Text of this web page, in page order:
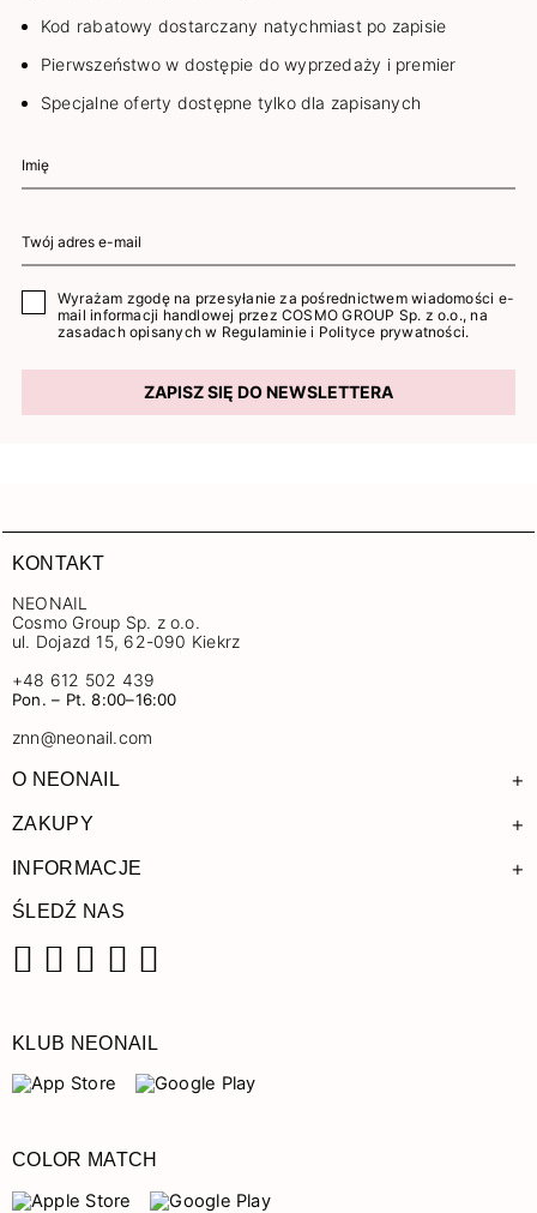
Kod rabatowy dostarczany natychmiast po zapisie
Pierwszeństwo w dostępie do wyprzedaży i premier
Specjalne oferty dostępne tylko dla zapisanych
Wyrażam zgodę na przesyłanie za pośrednictwem wiadomości e-
mail informacji handlowej przez COSMO GROUP Sp. z o.o., na
zasadach opisanych w Regulaminie i Polityce prywatności.
ZAPISZ SIĘ DO NEWSLETTERA
KONTAKT
NEONAIL
Cosmo Group Sp. z o.o.
ul. Dojazd 15, 62-090 Kiekrz
+48 612 502 439
Pon. – Pt. 8:00–16:00
znn@neonail.com
O NEONAIL +
ZAKUPY +
INFORMACJE +
ŚLEDŹ NAS
KLUB NEONAIL
COLOR MATCH